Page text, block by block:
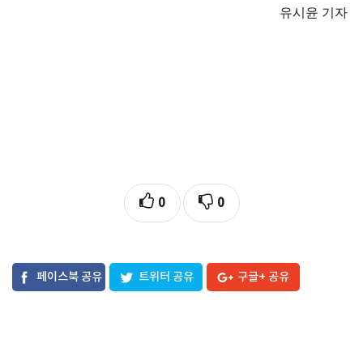
유시윤 기자
0 0
페이스북 공유 트위터 공유 구글+ 공유